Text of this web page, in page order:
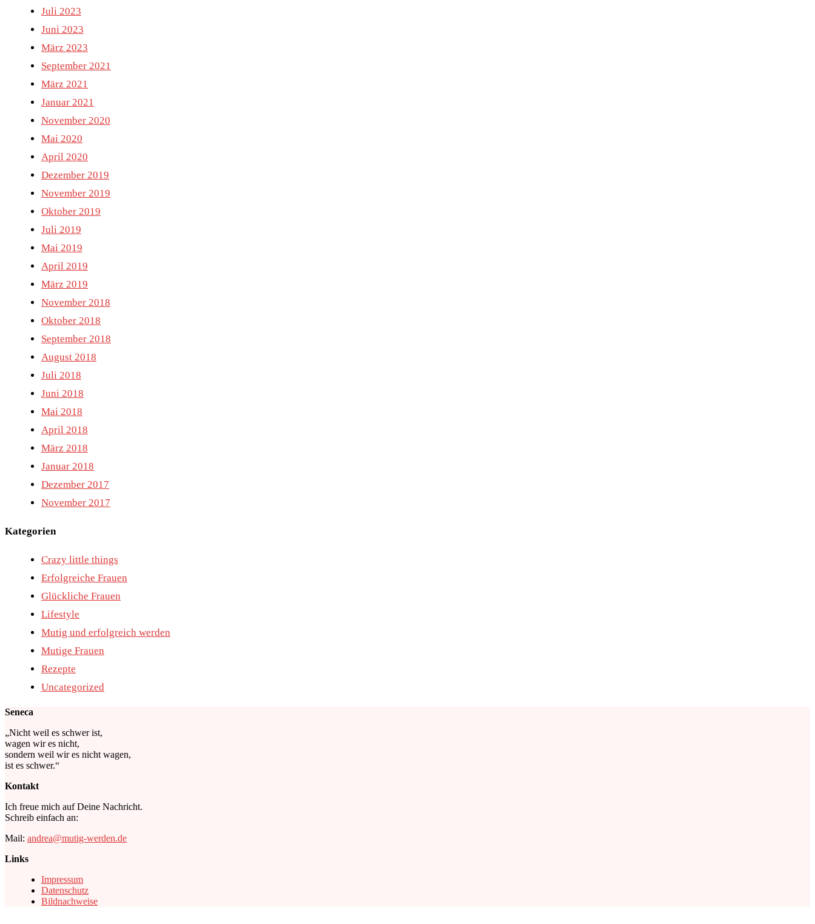
Juli 2023
Juni 2023
März 2023
September 2021
März 2021
Januar 2021
November 2020
Mai 2020
April 2020
Dezember 2019
November 2019
Oktober 2019
Juli 2019
Mai 2019
April 2019
März 2019
November 2018
Oktober 2018
September 2018
August 2018
Juli 2018
Juni 2018
Mai 2018
April 2018
März 2018
Januar 2018
Dezember 2017
November 2017
Kategorien
Crazy little things
Erfolgreiche Frauen
Glückliche Frauen
Lifestyle
Mutig und erfolgreich werden
Mutige Frauen
Rezepte
Uncategorized
Seneca
„Nicht weil es schwer ist,
wagen wir es nicht,
sondern weil wir es nicht wagen,
ist es schwer.“
Kontakt
Ich freue mich auf Deine Nachricht.
Schreib einfach an:
Mail: andrea@mutig-werden.de
Links
Impressum
Datenschutz
Bildnachweise